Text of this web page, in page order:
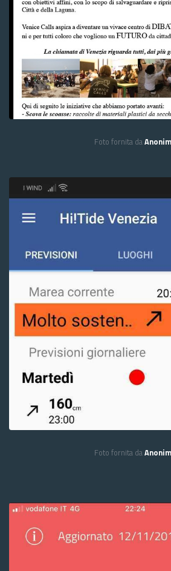
Foto fornita da
Foto fornita da